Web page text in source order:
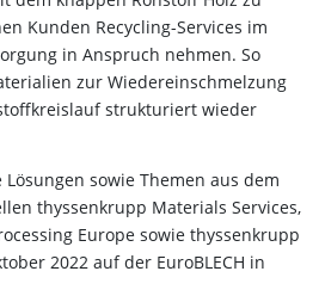
Kunden Recycling-Services im
in Anspruch nehmen. So
zur Wiedereinschmelzung
strukturiert wieder
sowie Themen aus dem
thyssenkrupp Materials Services,
Europe sowie thyssenkrupp
2022 auf der EuroBLECH in